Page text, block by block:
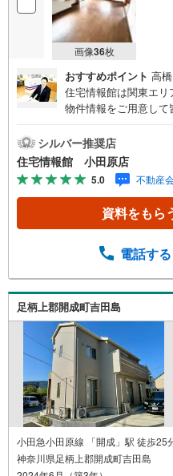
画像36枚
おすすめポイント 高
住宅情報館は関東エ
物件情報をご用意し
さい。住宅ローン相談
ンの試算やご購入の際
ます。しっかりとした
ますので、お気軽にご
シルバー推奨店
住宅情報館 小田原店
5.0 不動産
資料をもら
電話する
足柄上郡開成町吉田島
小田急小田原線 「開成」駅 徒歩25
神奈川県足柄上郡開成町吉田島